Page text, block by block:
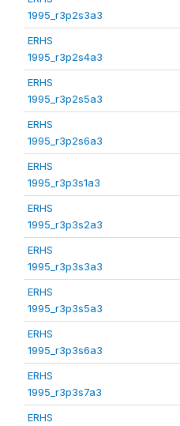
1995_r3p2s3a3
ERHS
1995_r3p2s4a3
ERHS
1995_r3p2s5a3
ERHS
1995_r3p2s6a3
ERHS
1995_r3p3s1a3
ERHS
1995_r3p3s2a3
ERHS
1995_r3p3s3a3
ERHS
1995_r3p3s5a3
ERHS
1995_r3p3s6a3
ERHS
1995_r3p3s7a3
ERHS